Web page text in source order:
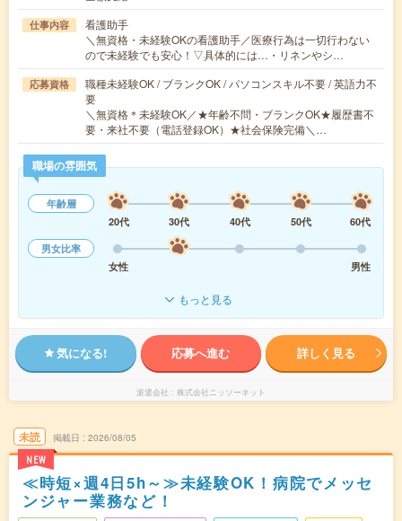
仕事内容
看護助手
＼無資格・未経験OKの看護助手／医療行為は一切行わない
ので未経験でも安心！▽具体的には…・リネンやシ…
応募資格
職種未経験OK / ブランクOK / パソコンスキル不要 / 英語力不
要
＼無資格＊未経験OK／★年齢不問・ブランクOK★履歴書不
要・来社不要（電話登録OK）★社会保険完備＼…
職場の雰囲気
年齢層
20代
30代 40代 50代
60代
男女比率
女性
男性
もっと見る
気になる! 応募へ進む 詳しく見る
派遣会社 株式会社ニッソーネット
未読
NEW
掲載日 2026/08/05
≪時短×週4日5h～≫未経験OK！病院でメッセ
ンジャー業務など！